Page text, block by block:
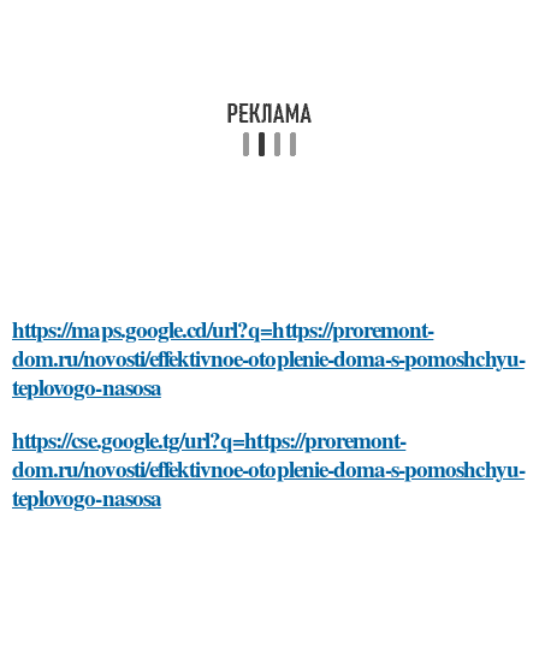
https://maps.google.cd/url?q=https://proremont-
dom.ru/novosti/effektivnoe-otoplenie-doma-s-pomoshchyu-
teplovogo-nasosa
https://cse.google.tg/url?q=https://proremont-
dom.ru/novosti/effektivnoe-otoplenie-doma-s-pomoshchyu-
teplovogo-nasosa